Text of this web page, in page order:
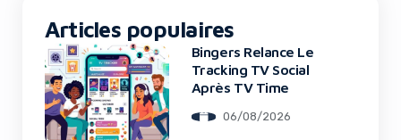
Articles populaires
Bingers Relance Le
Tracking TV Social
Après TV Time
06/08/2026